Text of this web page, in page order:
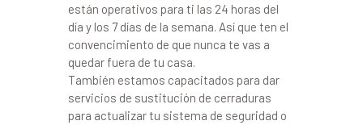
están operativos para ti las 24 horas del
día y los 7 días de la semana. Así que ten el
convencimiento de que nunca te vas a
quedar fuera de tu casa.
También estamos capacitados para dar
servicios de sustitución de cerraduras
para actualizar tu sistema de seguridad o